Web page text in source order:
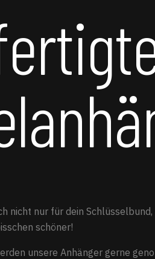
nicht nur für dein
schöner!
unsere Anhänger gerne